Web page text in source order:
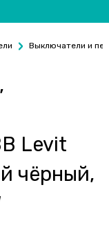
Выключатели и
Levit
чёрный,